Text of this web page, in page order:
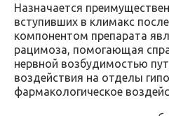
Назначается
вступивших в климакс
компонентом препарата
рацимоза, помогающая
нервной возбудимостью
воздействия на отделы
фармакологическое